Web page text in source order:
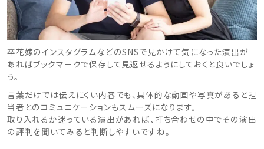
卒花嫁のインスタグラムなどのSNSで見かけて気になった演出が
あればブックマークで保存して見返せるようにしておくと良いでしょ
う。
言葉だけでは伝えにくい内容でも、具体的な動画や写真があると担
当者とのコミュニケーションもスムーズになります。
取り入れるか迷っている演出があれば、打ち合わせの中でその演出
の評判を聞いてみると判断しやすいですね。